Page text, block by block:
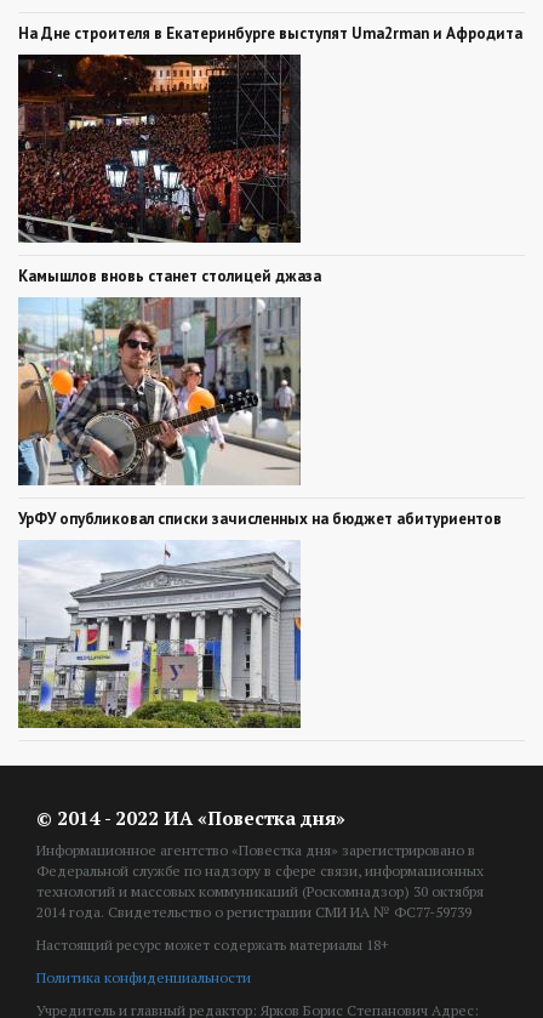
На Дне строителя в Екатеринбурге выступят Uma2rman и Афродита
Камышлов вновь станет столицей джаза
УрФУ опубликовал списки зачисленных на бюджет абитуриентов
© 2014 - 2022 ИА «Повестка дня»
Информационное агентство «Повестка дня» зарегистрировано в
Федеральной службе по надзору в сфере связи, информационных
технологий и массовых коммуникаций (Роскомнадзор) 30 октября
2014 года. Свидетельство о регистрации СМИ ИА № ФС77-59739
Настоящий ресурс может содержать материалы 18+
Политика конфиденциальности
Учредитель и главный редактор: Ярков Борис Степанович Адрес: